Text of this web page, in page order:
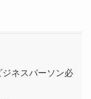
ネスパーソン必